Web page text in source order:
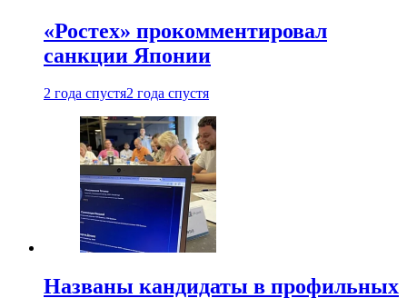
«Ростех» прокомментировал
санкции Японии
2 года спустя2 года спустя
Названы кандидаты в профильных